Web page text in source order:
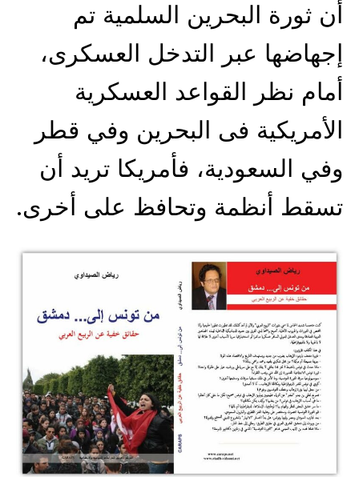
أن ثورة البحرين السلمية تم
إجهاضها عبر التدخل العسكرى،
أمام نظر القواعد العسكرية
الأمريكية فى البحرين وفي قطر
وفي السعودية، فأمريكا تريد أن
تسقط أنظمة وتحافظ على أخرى.